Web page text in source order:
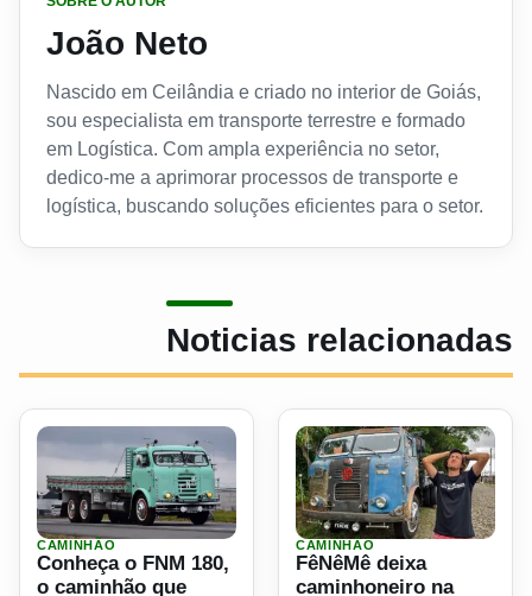
João Neto
Nascido em Ceilândia e criado no interior de Goiás,
sou especialista em transporte terrestre e formado
em Logística. Com ampla experiência no setor,
dedico-me a aprimorar processos de transporte e
logística, buscando soluções eficientes para o setor.
Noticias relacionadas
Ler materia: Conheça o FNM 180, o caminhão que levou
CAMINHÃO
Conheça o FNM 180,
o caminhão que
Ler materia: FêNêMê
CAMINHÃO
FêNêMê deixa
caminhoneiro na